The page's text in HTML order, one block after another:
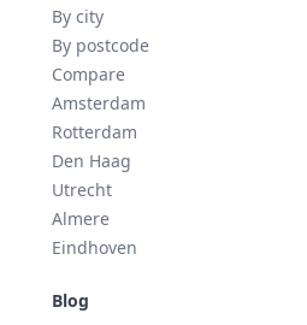
By city
By postcode
Compare
Amsterdam
Rotterdam
Den Haag
Utrecht
Almere
Eindhoven
Blog